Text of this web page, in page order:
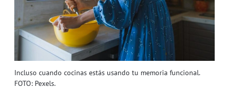
Incluso cuando cocinas estás usando tu memoria funcional.
FOTO: Pexels.